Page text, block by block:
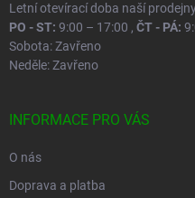
Letní otevírací doba naší
PO - ST: 9:00 – 17:00 , ČT - PÁ:
Sobota: Zavřeno
Neděle: Zavřeno
INFORMACE PRO VÁS
O nás
Doprava a platba